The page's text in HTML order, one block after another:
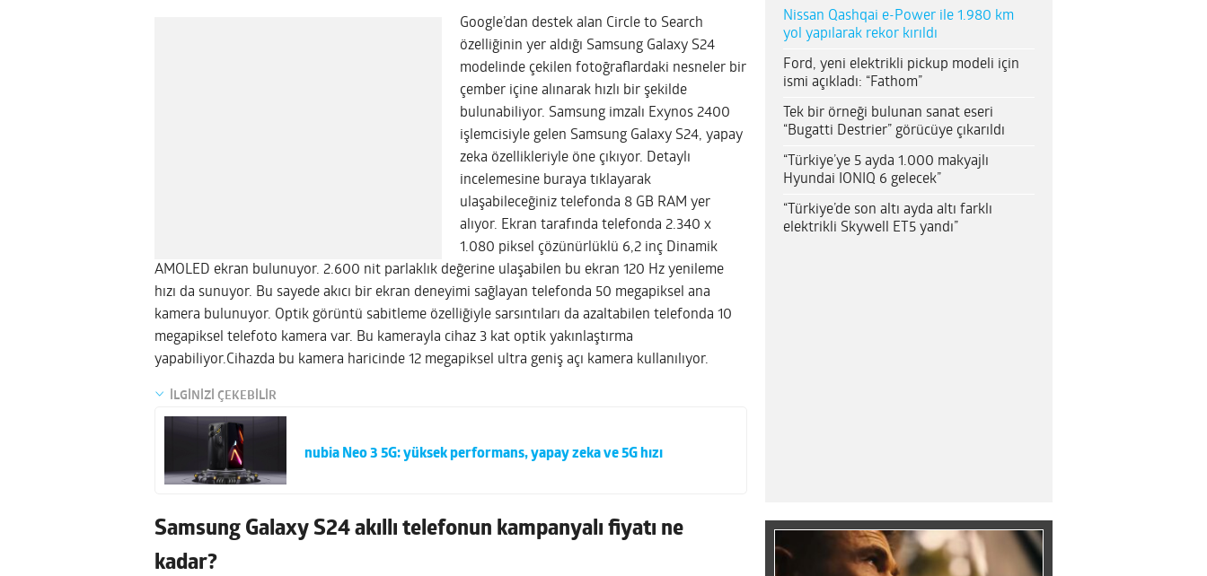
Google’dan destek alan Circle to Search
özelliğinin yer aldığı Samsung Galaxy S24
modelinde çekilen fotoğraflardaki nesneler bir
çember içine alınarak hızlı bir şekilde
bulunabiliyor. Samsung imzalı Exynos 2400
işlemcisiyle gelen Samsung Galaxy S24, yapay
zeka özellikleriyle öne çıkıyor. Detaylı
incelemesine buraya tıklayarak
ulaşabileceğiniz telefonda 8 GB RAM yer
alıyor. Ekran tarafında telefonda 2.340 x
1.080 piksel çözünürlüklü 6,2 inç Dinamik
AMOLED ekran bulunuyor. 2.600 nit parlaklık değerine ulaşabilen bu ekran 120 Hz yenileme
hızı da sunuyor. Bu sayede akıcı bir ekran deneyimi sağlayan telefonda 50 megapiksel ana
kamera bulunuyor. Optik görüntü sabitleme özelliğiyle sarsıntıları da azaltabilen telefonda 10
megapiksel telefoto kamera var. Bu kamerayla cihaz 3 kat optik yakınlaştırma
yapabiliyor.Cihazda bu kamera haricinde 12 megapiksel ultra geniş açı kamera kullanılıyor.
İLGİNİZİ ÇEKEBİLİR
nubia Neo 3 5G: yüksek performans, yapay zeka ve 5G hızı
Samsung Galaxy S24 akıllı telefonun kampanyalı fiyatı ne
kadar?
Nissan Qashqai e-Power ile 1.980 km
yol yapılarak rekor kırıldı
Ford, yeni elektrikli pickup modeli için
ismi açıkladı: “Fathom”
Tek bir örneği bulunan sanat eseri
“Bugatti Destrier” görücüye çıkarıldı
“Türkiye’ye 5 ayda 1.000 makyajlı
Hyundai IONIQ 6 gelecek”
“Türkiye’de son altı ayda altı farklı
elektrikli Skywell ET5 yandı”